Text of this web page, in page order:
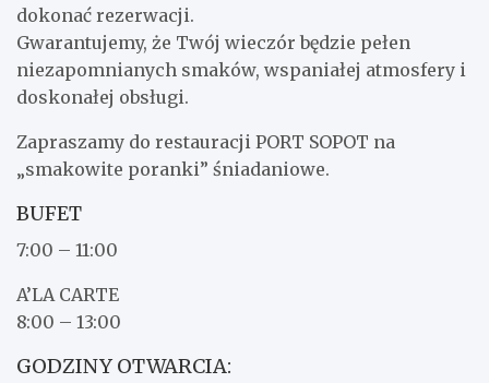
dokonać rezerwacji.
Gwarantujemy, że Twój wieczór będzie pełen
niezapomnianych smaków, wspaniałej atmosfery i
doskonałej obsługi.
Zapraszamy do restauracji PORT SOPOT na
„smakowite poranki” śniadaniowe.
BUFET
7:00 – 11:00
A’LA CARTE
8:00 – 13:00
GODZINY OTWARCIA: